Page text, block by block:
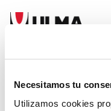
Necesitamos tu
Utilizamos cookies
Iñaki Irizar,
"Nuestra experiencia y